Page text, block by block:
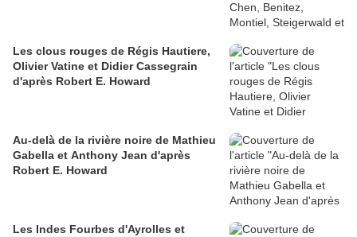
Les clous rouges de Régis Hautiere,
Olivier Vatine et Didier Cassegrain
d'après Robert E. Howard
Au-delà de la rivière noire de Mathieu
Gabella et Anthony Jean d'après
Robert E. Howard
Les Indes Fourbes d'Ayrolles et